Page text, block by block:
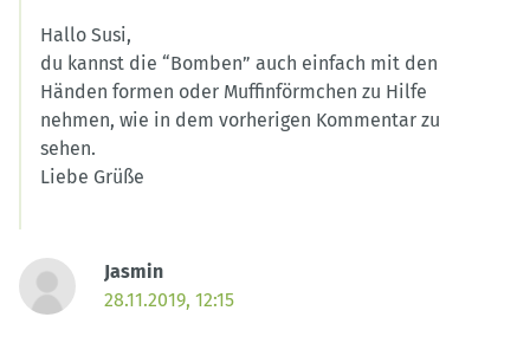
Hallo Susi,
du kannst die “Bomben” auch einfach mit den
Händen formen oder Muffinförmchen zu Hilfe
nehmen, wie in dem vorherigen Kommentar zu
sehen.
Liebe Grüße
Jasmin
28.11.2019, 12:15